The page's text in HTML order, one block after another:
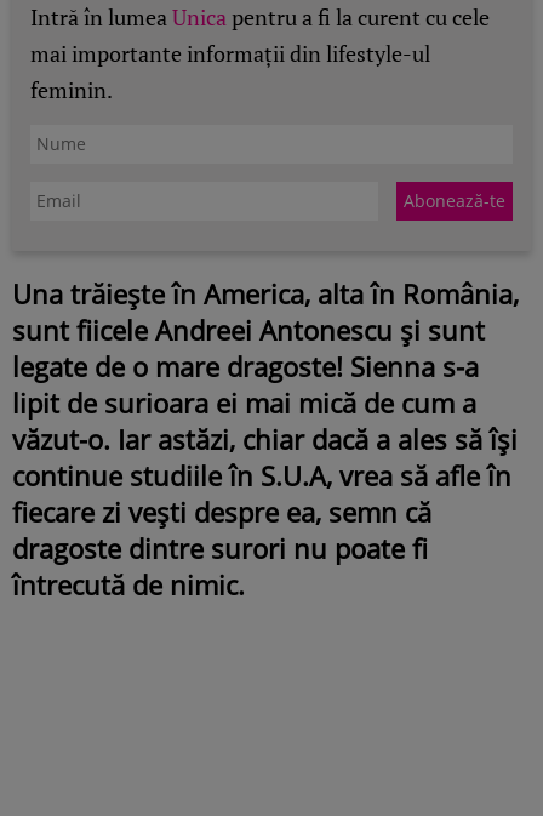
Intră în lumeaUnicapentru a fi la curent cu cele
mai importante informații din lifestyle-ul
feminin.
Una trăiește în America, alta în România,
sunt fiicele Andreei Antonescu și sunt
legate de o mare dragoste! Sienna s-a
lipit de surioara ei mai mică de cum a
văzut-o. Iar astăzi, chiar dacă a ales să își
continue studiile în S.U.A, vrea să afle în
fiecare zi vești despre ea, semn că
dragoste dintre surori nu poate fi
întrecută de nimic.